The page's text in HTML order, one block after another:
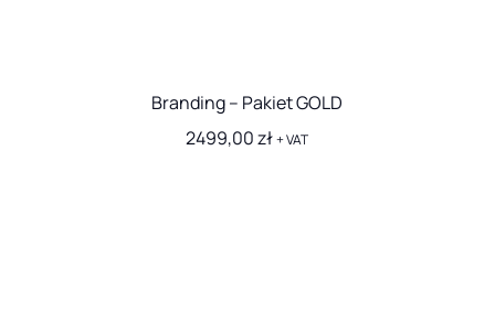
Branding – Pakiet GOLD
2499,00zł+ VAT